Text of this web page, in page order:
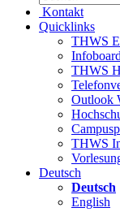
Kontakt
Quicklinks
THWS
Infoboard
THWS
Outlook
THWS
Deutsch
Deutsch
English